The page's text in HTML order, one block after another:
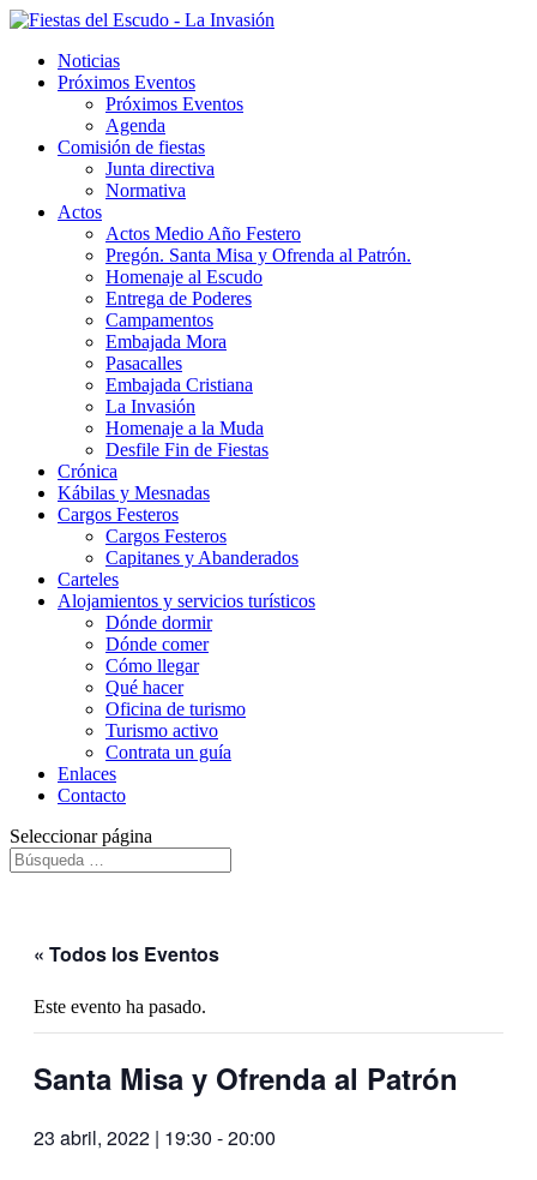
Noticias
Próximos Eventos
Próximos Eventos
Agenda
Comisión de fiestas
Junta directiva
Normativa
Actos
Actos Medio Año Festero
Pregón. Santa Misa y Ofrenda al Patrón.
Homenaje al Escudo
Entrega de Poderes
Campamentos
Embajada Mora
Pasacalles
Embajada Cristiana
La Invasión
Homenaje a la Muda
Desfile Fin de Fiestas
Crónica
Kábilas y Mesnadas
Cargos Festeros
Cargos Festeros
Capitanes y Abanderados
Carteles
Alojamientos y servicios turísticos
Dónde dormir
Dónde comer
Cómo llegar
Qué hacer
Oficina de turismo
Turismo activo
Contrata un guía
Enlaces
Contacto
Seleccionar página
« Todos los Eventos
Este evento ha pasado.
Santa Misa y Ofrenda al Patrón
23 abril, 2022 | 19:30 -20:00